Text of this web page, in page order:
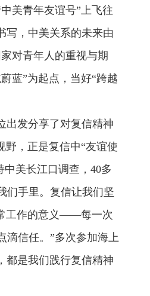
美青年友谊号”上飞往
写，中美关系的未来由
对青年人的重视与期
蓝”为起点，当好“跨越
发分享了对复信精神
，正是复信中“友谊使
美长江口调查，40多
们手里。复信让我们坚
工作的意义——每一次
滴信任。”多次参加海上
都是我们践行复信精神